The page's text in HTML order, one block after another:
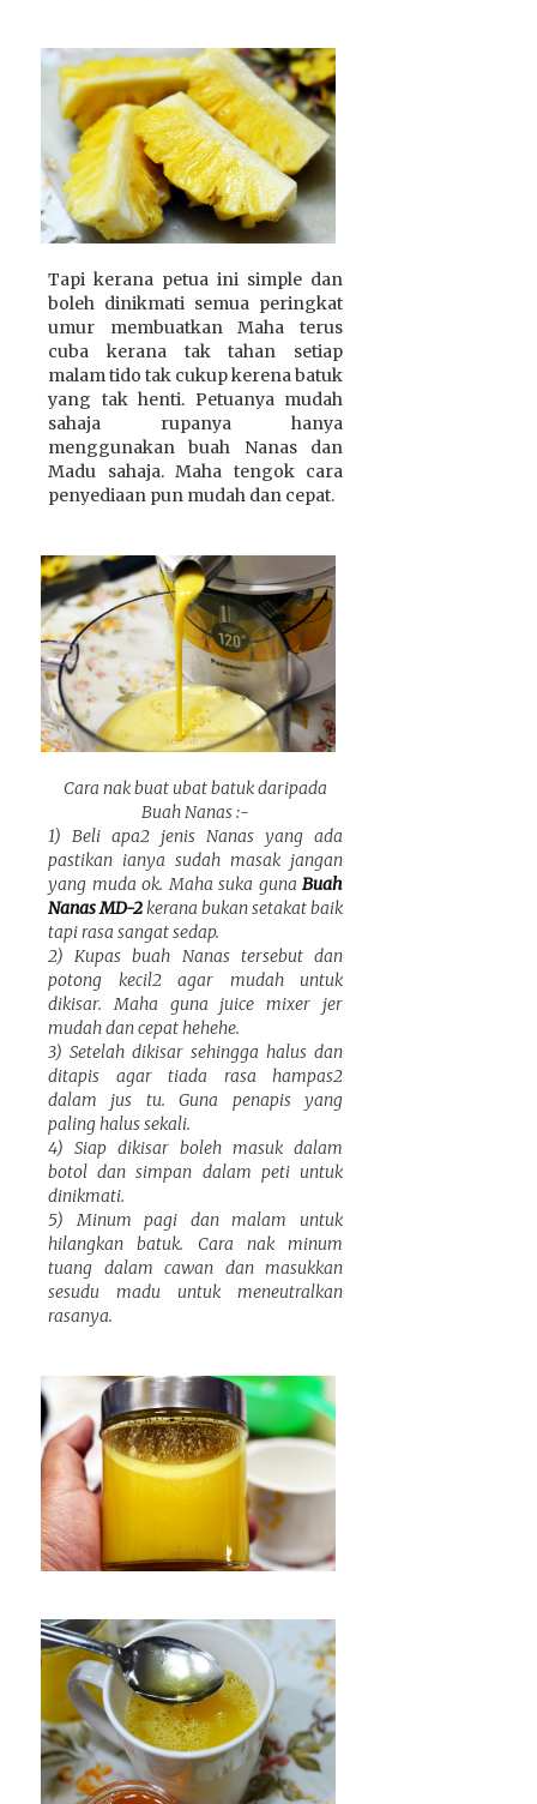
Tapi kerana petua ini simple dan
boleh dinikmati semua peringkat
umur membuatkan Maha terus
cuba kerana tak tahan setiap
malam tido tak cukup kerena batuk
yang tak henti. Petuanya mudah
sahaja rupanya hanya
menggunakan buah Nanas dan
Madu sahaja. Maha tengok cara
penyediaan pun mudah dan cepat.
Cara nak buat ubat batuk daripada
Buah Nanas :-
1) Beli apa2 jenis Nanas yang ada
pastikan ianya sudah masak jangan
yang muda ok. Maha suka guna Buah
Nanas MD-2kerana bukan setakat baik
tapi rasa sangat sedap.
2) Kupas buah Nanas tersebut dan
potong kecil2 agar mudah untuk
dikisar. Maha guna juice mixer jer
mudah dan cepat hehehe.
3) Setelah dikisar sehingga halus dan
ditapis agar tiada rasa hampas2
dalam jus tu. Guna penapis yang
paling halus sekali.
4) Siap dikisar boleh masuk dalam
botol dan simpan dalam peti untuk
dinikmati.
5) Minum pagi dan malam untuk
hilangkan batuk. Cara nak minum
tuang dalam cawan dan masukkan
sesudu madu untuk meneutralkan
rasanya.